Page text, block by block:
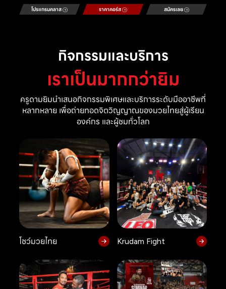
โปรแกรมคลาส ราคาคอร์ส สมัครเลย
กิจกรรมและบริการ
เราเป็นมากกว่ายิม
ครูดามยิมนำเสนอกิจกรรมพิเศษและบริการระดับมืออาชีพที่
หลากหลาย เพื่อถ่ายทอดจิตวิญญาณของมวยไทยสู่ผู้เรียน
องค์กร และผู้ชมทั่วโลก
โชว์มวยไทย Krudam Fight